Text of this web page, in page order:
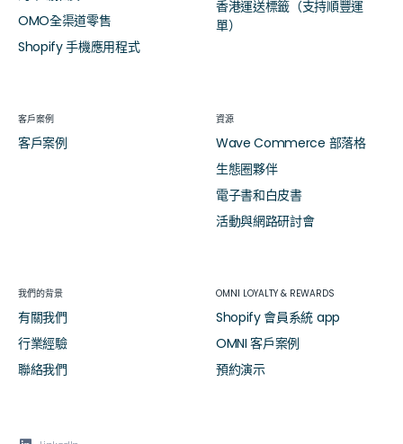
OMO全渠道零售
Shopify 手機應用程式
香港運送標籤（支持順豐運
單）
客戶案例
客戶案例
資源
Wave Commerce 部落格
生態圈夥伴
電子書和白皮書
活動與網路研討會
我們的背景
有關我們
行業經驗
聯絡我們
OMNI LOYALTY & REWARDS
Shopify 會員系統 app
OMNI 客戶案例
預約演示